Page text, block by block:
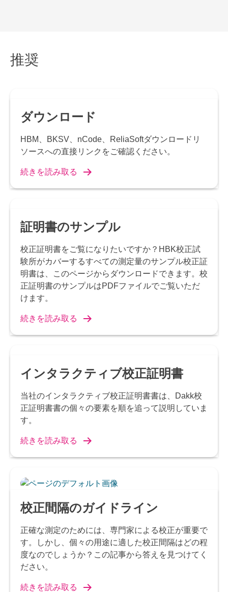
推奨
ダウンロード
HBM、BKSV、nCode、ReliaSoftダウンロードリ
ソースへの直接リンクをご確認ください。
続きを読み取る
証明書のサンプル
校正証明書をご覧になりたいですか？HBK校正試
験所がカバーするすべての測定量のサンプル校正証
明書は、このページからダウンロードできます。校
正証明書のサンプルはPDFファイルでご覧いただ
けます。
続きを読み取る
インタラクティブ校正証明書
当社のインタラクティブ校正証明書書は、Dakk校
正証明書書の個々の要素を順を追って説明していま
す。
続きを読み取る
校正間隔のガイドライン
正確な測定のためには、専門家による校正が重要で
す。しかし、個々の用途に適した校正間隔はどの程
度なのでしょうか？この記事から答えを見つけてく
ださい。
続きを読み取る